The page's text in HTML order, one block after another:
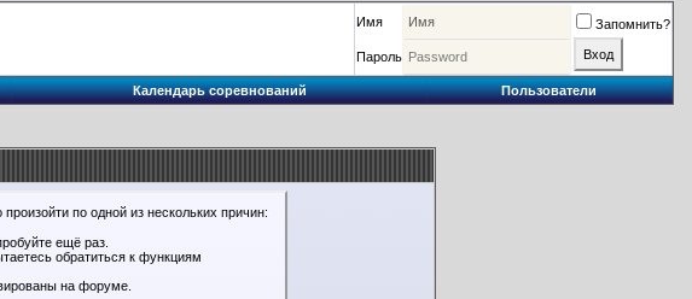
Имя Запомнить?
Пароль
Календарь соревнований Пользователи
по одной из нескольких причин:
ещё раз.
обратиться к функциям
на форуме.